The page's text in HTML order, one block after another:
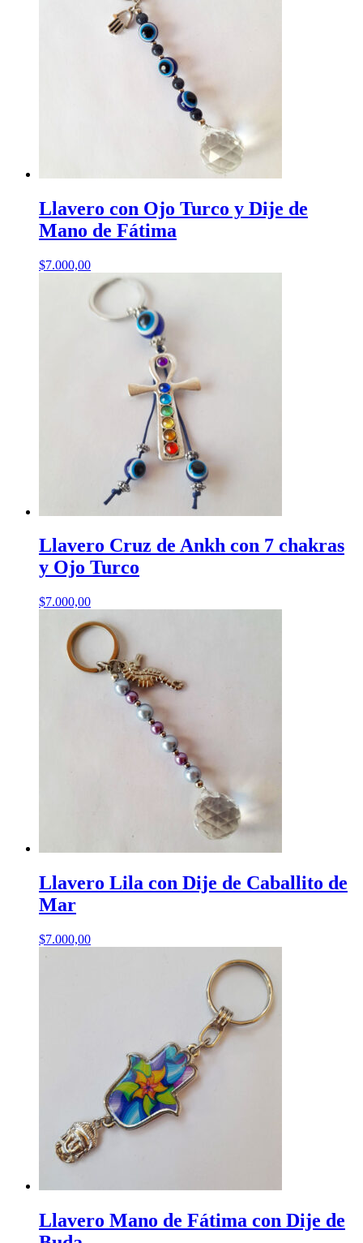
Llavero con Ojo Turco y Dije de
Mano de Fátima
$7.000,00
Llavero Cruz de Ankh con 7 chakras
y Ojo Turco
$7.000,00
Llavero Lila con Dije de Caballito de
Mar
$7.000,00
Llavero Mano de Fátima con Dije de